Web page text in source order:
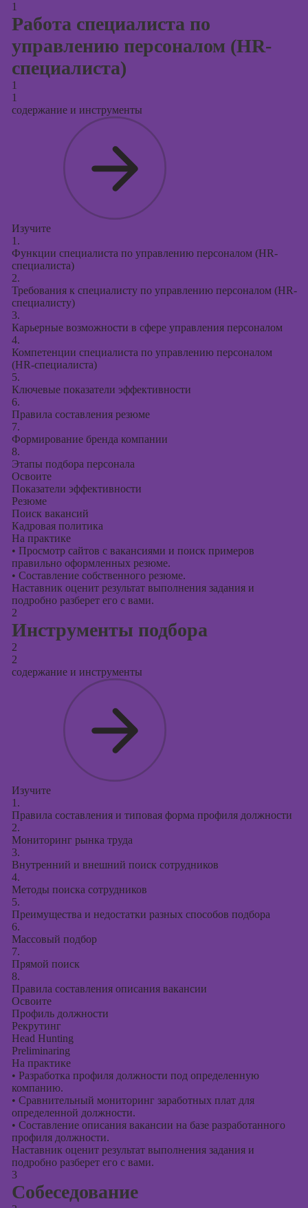
Курсы
таргетированной
1
Работа специалиста по
управлению персоналом (HR-
специалиста)
1
1
содержание и инструменты
Изучите
1.
Функции специалиста по управлению персоналом (HR-
специалиста)
2.
Требования к специалисту по управлению персоналом (HR-
специалисту)
3.
Карьерные возможности в сфере управления персоналом
4.
Компетенции специалиста по управлению персоналом
(HR-специалиста)
5.
Ключевые показатели эффективности
6.
Правила составления резюме
7.
Формирование бренда компании
8.
Этапы подбора персонала
Освоите
Показатели эффективности
Резюме
Поиск вакансий
Кадровая политика
На практике
• Просмотр сайтов с вакансиями и поиск примеров
правильно оформленных резюме.
• Составление собственного резюме.
Наставник оценит результат выполнения задания и
подробно разберет его с вами.
2
Инструменты подбора
2
2
содержание и инструменты
Изучите
1.
Правила составления и типовая форма профиля должности
2.
Мониторинг рынка труда
3.
Внутренний и внешний поиск сотрудников
4.
Методы поиска сотрудников
5.
Преимущества и недостатки разных способов подбора
6.
Массовый подбор
7.
Прямой поиск
8.
Правила составления описания вакансии
Освоите
Профиль должности
Рекрутинг
Head Hunting
Preliminaring
На практике
• Разработка профиля должности под определенную
компанию.
• Сравнительный мониторинг заработных плат для
определенной должности.
• Составление описания вакансии на базе разработанного
профиля должности.
Наставник оценит результат выполнения задания и
подробно разберет его с вами.
3
Собеседование